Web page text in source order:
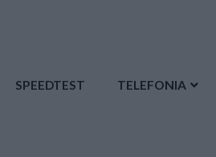
SPEEDTEST TELEFONIA